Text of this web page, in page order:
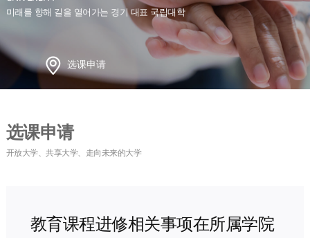
选课申请
选课申请
教育课程进修相关事项在所属学院